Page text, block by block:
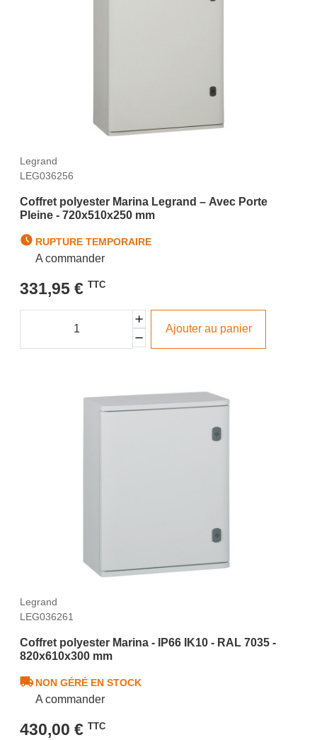
Legrand
LEG036256
Coffret polyester Marina Legrand – Avec Porte
Pleine - 720x510x250 mm
RUPTURE TEMPORAIRE
A commander
331,95 € TTC
Ajouter au panier
Legrand
LEG036261
Coffret polyester Marina - IP66 IK10 - RAL 7035 -
820x610x300 mm
NON GÉRÉ EN STOCK
A commander
430,00 € TTC